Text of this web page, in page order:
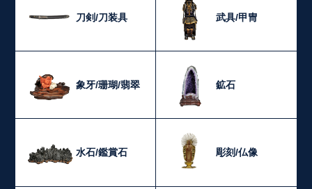
刀剣/刀装具 武具/甲冑
象牙/珊瑚/翡翠 鉱石
水石/鑑賞石 彫刻/仏像